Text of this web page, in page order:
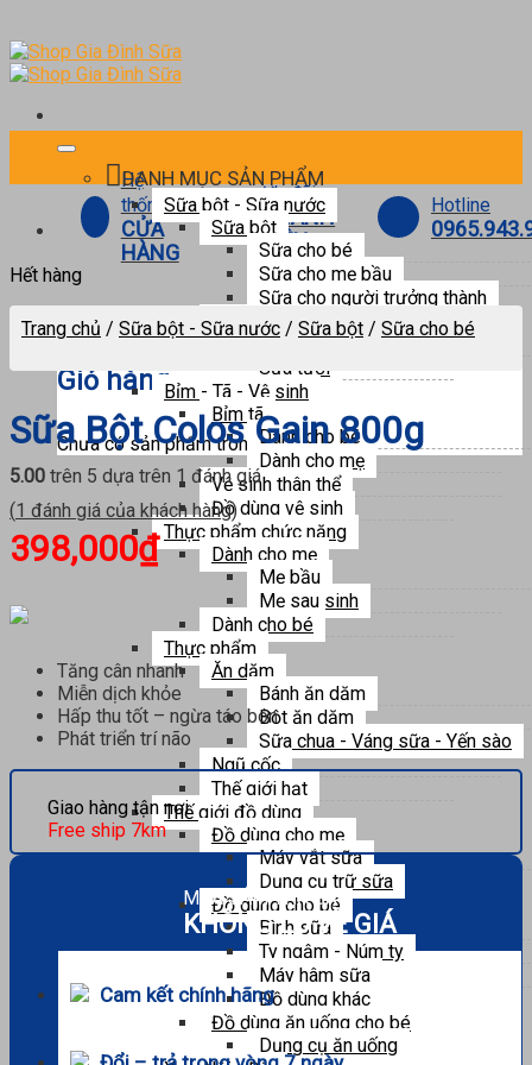
to
content
Hệ
thống
CỬA
HÀNG
Ưu đãi
THÀNH
VIÊN
Hotline
Giỏ hàng
Chưa có sản phẩm trong giỏ hàng.
DANH MỤC SẢN PHẨM
Sữa bột - Sữa nước
Sữa bột
Sữa cho bé
Sữa cho mẹ bầu
Sữa cho người trưởng thành
Sữa nước
Sữa pha sẵn
Sữa tươi
Bỉm - Tã - Vệ sinh
Bỉm tã
Dành cho bé
Dành cho mẹ
Vệ sinh thân thể
Đồ dùng vệ sinh
Thực phẩm chức năng
Dành cho mẹ
Mẹ bầu
Mẹ sau sinh
Dành cho bé
Thực phẩm
Ăn dặm
Bánh ăn dặm
Bột ăn dặm
Sữa chua - Váng sữa - Yến sào
Ngũ cốc
Thế giới hạt
Thế giới đồ dùng
Đồ dùng cho mẹ
Máy vắt sữa
Dụng cụ trữ sữa
Đồ dùng cho bé
Bình sữa
Ty ngậm - Núm ty
Máy hâm sữa
Đồ dùng khác
Đồ dùng ăn uống cho bé
Dụng cụ ăn uống
Trang chủ / Sữa bột - Sữa nước / Sữa bột / Sữa cho bé
Sữa Bột Colos Gain 800g
5.00 trên 5 dựa trên 1 đánh giá
(1 đánh giá của khách hàng)
398,000₫
Tăng cân nhanh
Miễn dịch khỏe
Hấp thu tốt – ngừa táo bón
Phát triển trí não
Hết hàng
Giao hàng tận nơi
Free ship 7km
MUA SẮM THẢ GA
KHÔNG LO VỀ GIÁ
Cam kết chính hãng